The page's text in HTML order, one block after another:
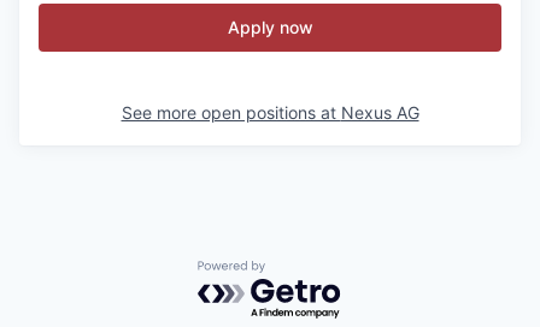
Apply now
See more open positions at Nexus AG
Powered by Getro.com